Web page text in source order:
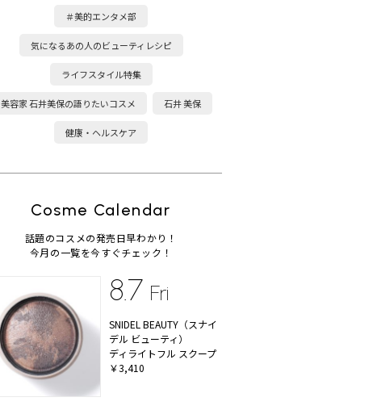
＃美的エンタメ部
気になるあの人のビューティレシピ
ライフスタイル特集
美容家 石井美保の語りたいコスメ 石井 美保
健康・ヘルスケア
Cosme Calendar
話題のコスメの発売日早わかり！
今月の一覧を今すぐチェック！
8.7 Fri
SNIDEL BEAUTY（スナイ
デル ビューティ）
ディライトフル スクープ
￥3,410